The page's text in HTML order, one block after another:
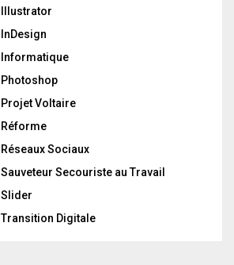
Illustrator
InDesign
Informatique
Photoshop
Projet Voltaire
Réforme
Réseaux Sociaux
Sauveteur Secouriste au Travail
Slider
Transition Digitale